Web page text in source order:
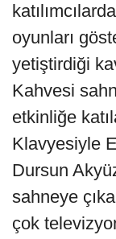
oyunları
yetiştirdiği
Kahvesi
etkinliğe
Klavyesiyle
Dursun
sahneye
çok